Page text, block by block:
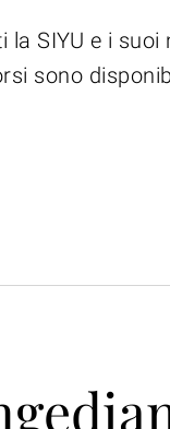
la SIYU e i
sono